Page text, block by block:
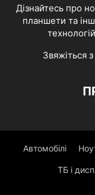
Дізнайтесь про
планшети та
Звяжіться
Автомобілі
ТБ і